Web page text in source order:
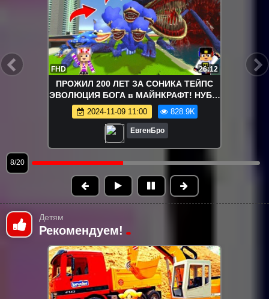
FHD 28:18
ЯМА КОШКИ МЫШКИ ЖУКИ И
ЧЕЛОВЕЧКИ ИЗ ПЛАСТИЛИНА в
МАЙНКРАФТ ! ДЕВУШКА ВИДЕО
ТРОЛЛИНГ MINECRAFT
2023-03-17 15:36 784.2K
ЕвгенБро
9/20
Детям
Рекомендуем!